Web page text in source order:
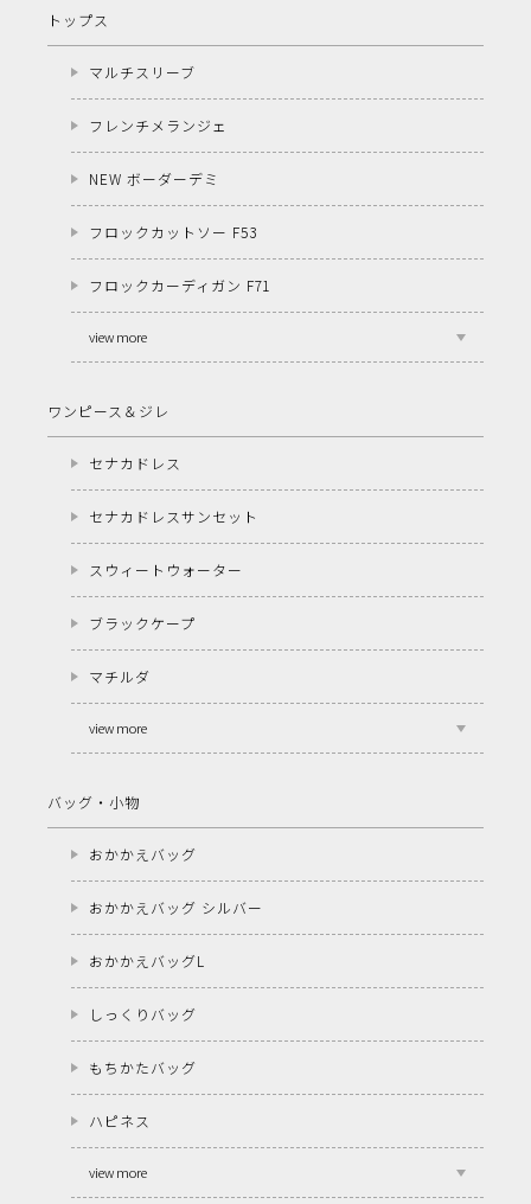
トップス
マルチスリーブ
フレンチメランジェ
NEW ボーダーデミ
フロックカットソー F53
フロックカーディガン F71
view more
ワンピース＆ジレ
セナカドレス
セナカドレスサンセット
スウィートウォーター
ブラックケープ
マチルダ
view more
バッグ・小物
おかかえバッグ
おかかえバッグ シルバー
おかかえバッグL
しっくりバッグ
もちかたバッグ
ハピネス
view more